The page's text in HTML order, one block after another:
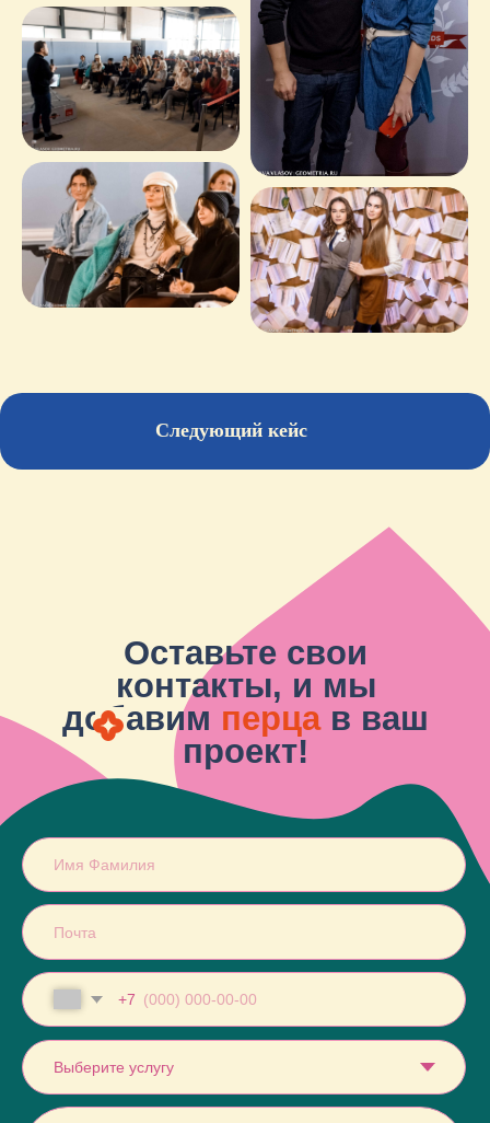
Следующий кейс
+7
Я прочитал и подтверждаю, что ознакомлен сПолитикой
в области обработки и защиты персональных данных, а
также даюСогласие на обработку персональных данных
Оставить заявку
Контакты
СМИ о нас
Кейсы
Направления
Услуги
О компании
Сайт сделали Панки
Екатеринбург, ул. Малышева,
71, оф. 805
Политика в области обработки и защиты